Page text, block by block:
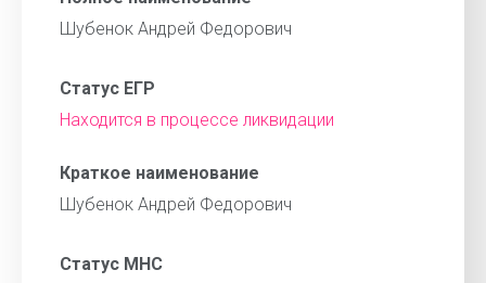
Шубенок Андрей Федорович
Статус ЕГР
Находится в процессе ликвидации
Краткое наименование
Шубенок Андрей Федорович
Статус МНС